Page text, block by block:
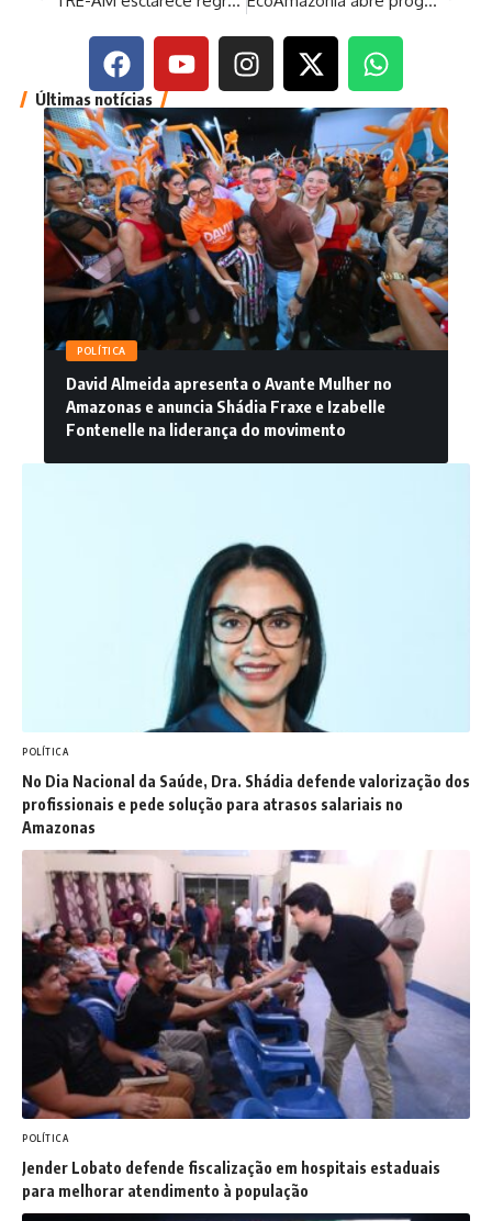
Últimas notícias
POLÍTICA
David Almeida apresenta o Avante Mulher no
Amazonas e anuncia Shádia Fraxe e Izabelle
Fontenelle na liderança do movimento
POLÍTICA
No Dia Nacional da Saúde, Dra. Shádia defende valorização dos
profissionais e pede solução para atrasos salariais no
Amazonas
POLÍTICA
Jender Lobato defende fiscalização em hospitais estaduais
para melhorar atendimento à população